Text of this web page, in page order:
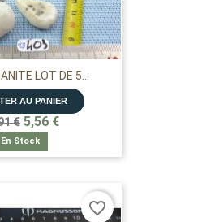
LOT DE 5...
AU PANIER
€ 5,56 €
En Stock
favorite_border